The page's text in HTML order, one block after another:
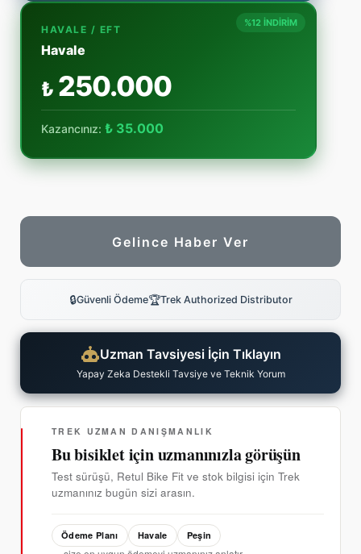
%12 İNDİRİM
HAVALE / EFT
Havale
₺ 250.000
Kazancınız: ₺ 35.000
Gelince Haber Ver
🔒Güvenli Ödeme🏆Trek Authorized Distributor
Uzman Tavsiyesi İçin Tıklayın
Yapay Zeka Destekli Tavsiye ve Teknik Yorum
TREK UZMAN DANIŞMANLIK
Bu bisiklet için uzmanınızla görüşün
Test sürüşü, Retul Bike Fit ve stok bilgisi için Trek
uzmanınız bugün sizi arasın.
Ödeme Planı Havale Peşin